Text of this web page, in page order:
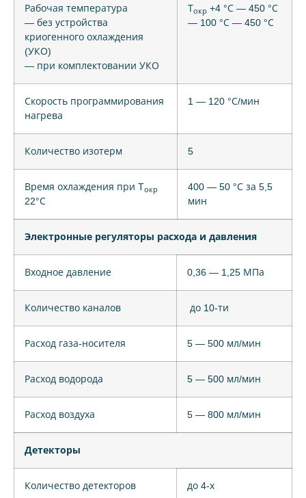
Рабочая температура
— без устройства
криогенного охлаждения
(УКО)
— при комплектовании УКО
Токр +4 °С — 450 °С
— 100 °С — 450 °С
Скорость программирования
нагрева
1 — 120 °С/мин
Количество изотерм 5
Время охлаждения при Tокр
22°С
400 — 50 °С за 5,5
мин
Электронные регуляторы расхода и давления
Входное давление 0,36 — 1,25 МПа
Количество каналов до 10-ти
Расход газа-носителя 5 — 500 мл/мин
Расход водорода 5 — 500 мл/мин
Расход воздуха 5 — 800 мл/мин
Детекторы
Количество детекторов до 4-х